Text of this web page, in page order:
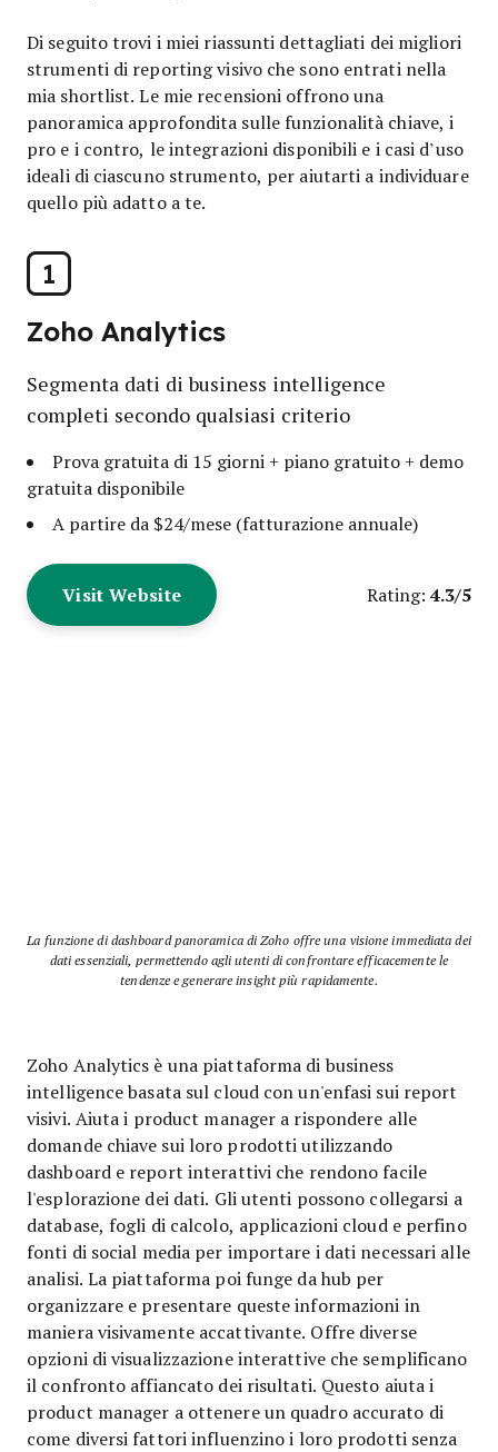
Di seguito trovi i miei riassunti dettagliati dei migliori
strumenti di reporting visivo che sono entrati nella
mia shortlist. Le mie recensioni offrono una
panoramica approfondita sulle funzionalità chiave, i
pro e i contro, le integrazioni disponibili e i casi d’uso
ideali di ciascuno strumento, per aiutarti a individuare
quello più adatto a te.
1
Zoho Analytics
Segmenta dati di business intelligence
completi secondo qualsiasi criterio
Prova gratuita di 15 giorni + piano gratuito + demo
gratuita disponibile
A partire da $24/mese (fatturazione annuale)
Visit Website Rating: 4.3/5
La funzione di dashboard panoramica di Zoho offre una visione immediata dei
dati essenziali, permettendo agli utenti di confrontare efficacemente le
tendenze e generare insight più rapidamente.
Zoho Analytics è una piattaforma di business
intelligence basata sul cloud con un'enfasi sui report
visivi. Aiuta i product manager a rispondere alle
domande chiave sui loro prodotti utilizzando
dashboard e report interattivi che rendono facile
l'esplorazione dei dati. Gli utenti possono collegarsi a
database, fogli di calcolo, applicazioni cloud e perfino
fonti di social media per importare i dati necessari alle
analisi. La piattaforma poi funge da hub per
organizzare e presentare queste informazioni in
maniera visivamente accattivante. Offre diverse
opzioni di visualizzazione interattive che semplificano
il confronto affiancato dei risultati. Questo aiuta i
product manager a ottenere un quadro accurato di
come diversi fattori influenzino i loro prodotti senza